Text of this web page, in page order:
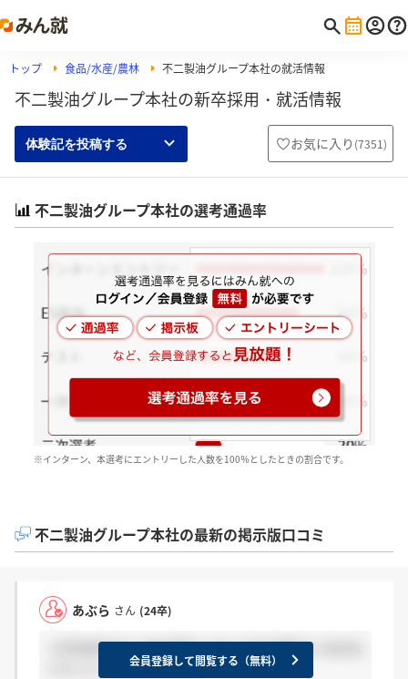
トップ 食品/水産/農林 不二製油グループ本社の就活情報
不二製油グループ本社の新卒採用・就活情報
体験記を投稿する お気に入り (7351)
不二製油グループ本社の選考通過率
※インターン、本選考にエントリーした人数を100％としたときの割合です。
不二製油グループ本社の最新の掲示版口コミ
あぶら さん (24卒)
＞lFiG8XFXさん 私は来ていないですが来ている方も
いらっしゃるみたいです会員登録して閲覧する（無料）